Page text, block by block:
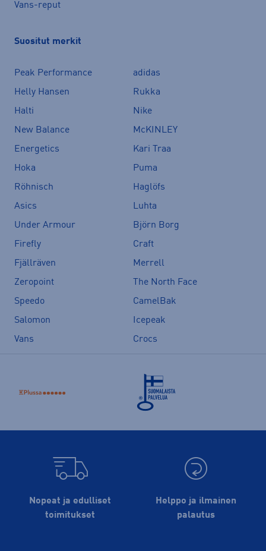
Vans-reput
Suositut merkit
Peak Performance
adidas
Helly Hansen
Rukka
Halti
Nike
New Balance
McKINLEY
Energetics
Kari Traa
Hoka
Puma
Röhnisch
Haglöfs
Asics
Luhta
Under Armour
Björn Borg
Firefly
Craft
Fjällräven
Merrell
Zeropoint
The North Face
Speedo
CamelBak
Salomon
Icepeak
Vans
Crocs
Nopeat ja edulliset
toimitukset
Helppo ja ilmainen
palautus